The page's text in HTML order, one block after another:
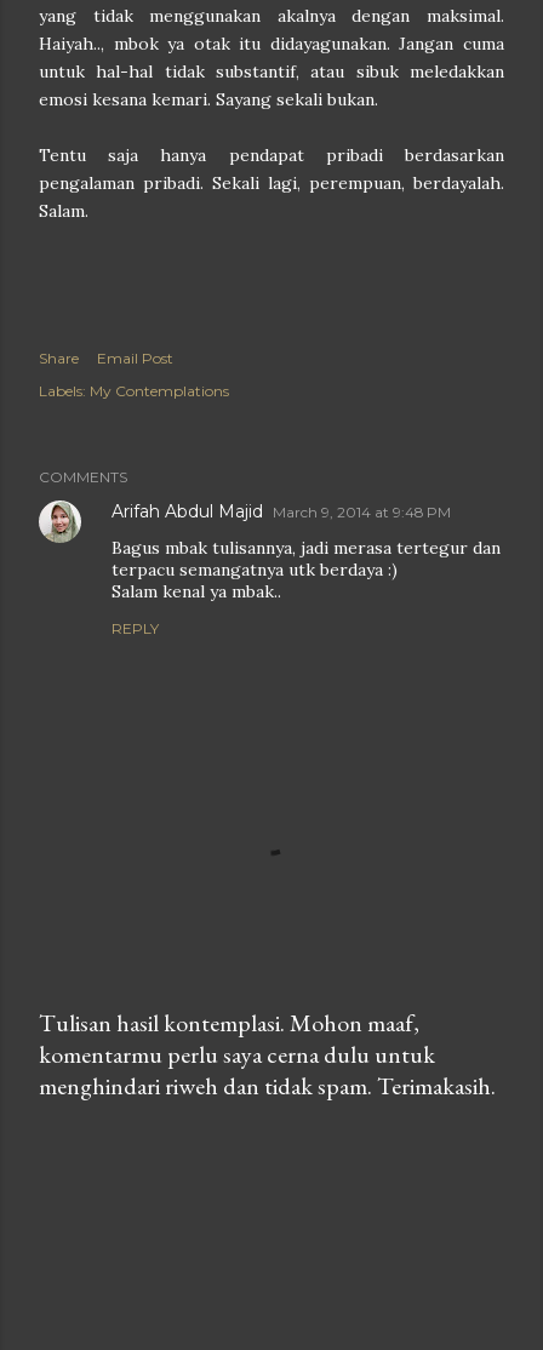
yang tidak menggunakan akalnya dengan maksimal.
Haiyah.., mbok ya otak itu didayagunakan. Jangan cuma
untuk hal-hal tidak substantif, atau sibuk meledakkan
emosi kesana kemari. Sayang sekali bukan.
Tentu saja hanya pendapat pribadi berdasarkan
pengalaman pribadi. Sekali lagi, perempuan, berdayalah.
Salam.
Share
Email Post
Labels: My Contemplations
COMMENTS
Arifah Abdul Majid March 9, 2014 at 9:48 PM
Bagus mbak tulisannya, jadi merasa tertegur dan
terpacu semangatnya utk berdaya :)
Salam kenal ya mbak..
REPLY
P
o
Tulisan hasil kontemplasi. Mohon maaf,
komentarmu perlu saya cerna dulu untuk
menghindari riweh dan tidak spam. Terimakasih.